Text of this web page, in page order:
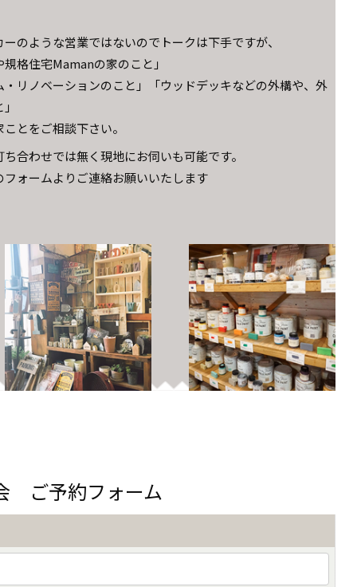
のような営業ではないのでトークは下手ですが、
格住宅Mamanの家のこと」
・リノベーションのこと」「ウッドデッキなどの外構や、外
とをご相談下さい。
合わせでは無く現地にお伺いも可能です。
フォームよりご連絡お願いいたします
ご予約フォーム